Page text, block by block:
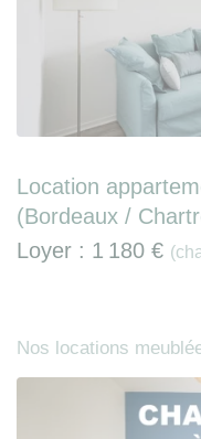
Location
(Bordeaux /
Loyer : 1 180 €
Nos locations